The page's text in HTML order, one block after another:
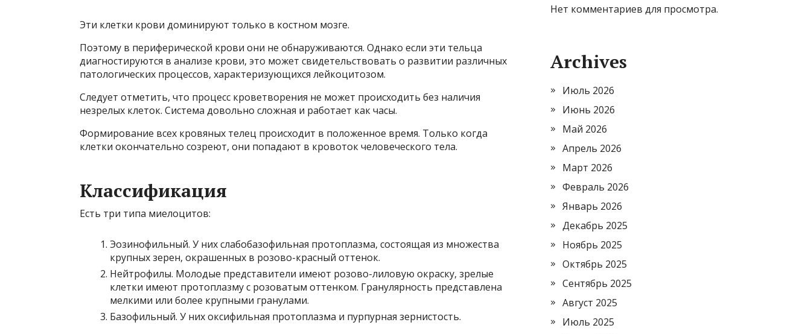
Эти клетки крови доминируют только в костном мозге.
Поэтому в периферической крови они не обнаруживаются. Однако если эти тельца
диагностируются в анализе крови, это может свидетельствовать о развитии различных
патологических процессов, характеризующихся лейкоцитозом.
Следует отметить, что процесс кроветворения не может происходить без наличия
незрелых клеток. Система довольно сложная и работает как часы.
Формирование всех кровяных телец происходит в положенное время. Только когда
клетки окончательно созреют, они попадают в кровоток человеческого тела.
Классификация
Есть три типа миелоцитов:
Эозинофильный. У них слабобазофильная протоплазма, состоящая из множества
крупных зерен, окрашенных в розово-красный оттенок.
Нейтрофилы. Молодые представители имеют розово-лиловую окраску, зрелые
клетки имеют протоплазму с розоватым оттенком. Гранулярность представлена ​​
мелкими или более крупными гранулами.
Базофильный. У них оксифильная протоплазма и пурпурная зернистость.
Нет комментариев для просмотра.
Archives
Июль 2026
Июнь 2026
Май 2026
Апрель 2026
Март 2026
Февраль 2026
Январь 2026
Декабрь 2025
Ноябрь 2025
Октябрь 2025
Сентябрь 2025
Август 2025
Июль 2025